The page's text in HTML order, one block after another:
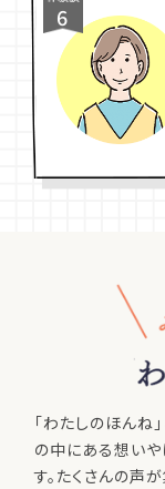
6
「わたしのほんね
の中にある想い
す。たくさんの声